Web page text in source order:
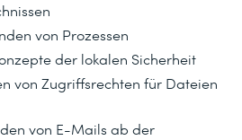
von Prozessen
der lokalen Sicherheit
von Zugriffsrechten für Dateien
von E-Mails ab der